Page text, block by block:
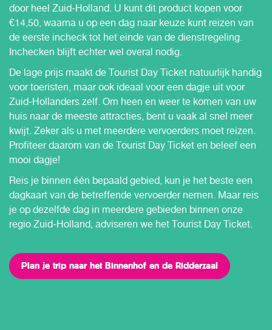
door heel Zuid-Holland. U kunt dit product kopen voor
€14,50, waarna u op een dag naar keuze kunt reizen van
de eerste incheck tot het einde van de dienstregeling.
Inchecken blijft echter wel overal nodig.
De lage prijs maakt de Tourist Day Ticket natuurlijk handig
voor toeristen, maar ook ideaal voor een dagje uit voor
Zuid-Hollanders zelf. Om heen en weer te komen van uw
huis naar de meeste attracties, bent u vaak al snel meer
kwijt. Zeker als u met meerdere vervoerders moet reizen.
Profiteer daarom van de Tourist Day Ticket en beleef een
mooi dagje!
Reis je binnen één bepaald gebied, kun je het beste een
dagkaart van de betreffende vervoerder nemen. Maar reis
je op dezelfde dag in meerdere gebieden binnen onze
regio Zuid-Holland, adviseren we het Tourist Day Ticket.
Plan je trip naar het Binnenhof en de Ridderzaal